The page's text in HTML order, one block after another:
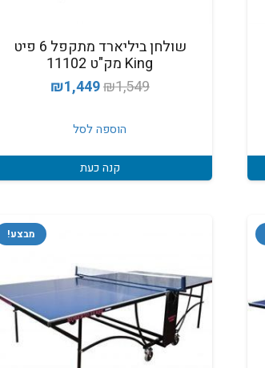
שולחן ביליארד מתקפל 6 פיט
King מק"ט 11102
₪1,549
המחיר
היה:
₪1,549.
₪1,449
₪1,449.
הוספה לסל
קנה כעת
מבצע!